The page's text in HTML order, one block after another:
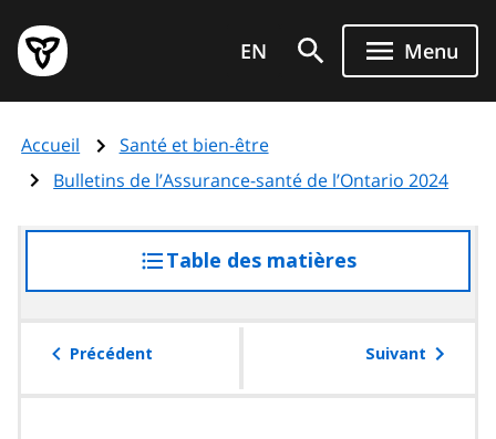
au
contenu
principal
Page
d'accueil
de
l'Ontario
EN Menu
Accueil
Santé et bien-être
Bulletins de l’Assurance-santé de l’Ontario 2024
Table des matières
à
table
Précédent Suivant